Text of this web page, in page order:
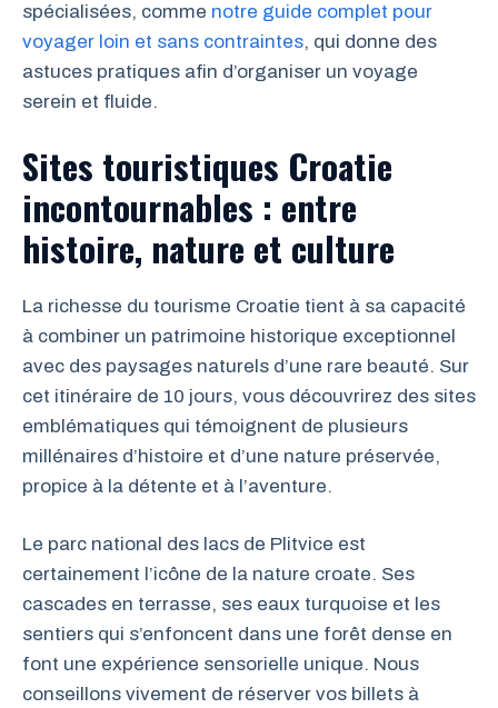
spécialisées, comme notre guide complet pour
voyager loin et sans contraintes, qui donne des
astuces pratiques afin d’organiser un voyage
serein et fluide.
Sites touristiques Croatie
incontournables : entre
histoire, nature et culture
La richesse du tourisme Croatie tient à sa capacité
à combiner un patrimoine historique exceptionnel
avec des paysages naturels d’une rare beauté. Sur
cet itinéraire de 10 jours, vous découvrirez des sites
emblématiques qui témoignent de plusieurs
millénaires d’histoire et d’une nature préservée,
propice à la détente et à l’aventure.
Le parc national des lacs de Plitvice est
certainement l’icône de la nature croate. Ses
cascades en terrasse, ses eaux turquoise et les
sentiers qui s’enfoncent dans une forêt dense en
font une expérience sensorielle unique. Nous
conseillons vivement de réserver vos billets à